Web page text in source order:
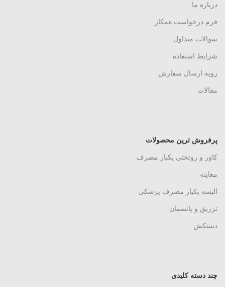
درباره ما
فرم درخواست همکار
سوالات متداول
شرایط استفاده
رویه ارسال سفارش
مقالات
پرفروش ترین محصولات
کاور و روتختی یکبار مصرف
معاینه
البسه یکبار مصرف پزشکی
تزریق و پانسمان
دستکش
چند دسته کلیدی